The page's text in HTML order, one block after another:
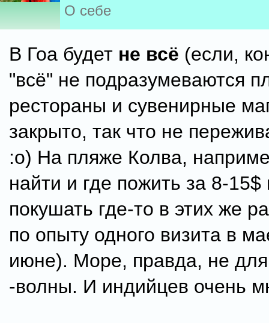
О себе
В Гоа будет не всё (если,
"всё" не подразумеваются
рестораны и сувенирные
закрыто, так что не
:о) На пляже Колва,
найти и где пожить за 8-15$
покушать где-то в этих же
по опыту одного визита в
июне). Море, правда, не для
-волны. И индийцев очень